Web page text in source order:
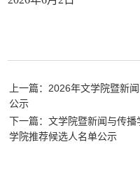
上一篇：2026年文学院暨新
公示
下一篇：文学院暨新闻与传播
学院推荐候选人名单公示